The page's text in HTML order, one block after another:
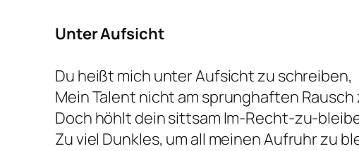
Unter Aufsicht
Du heißt mich unter Aufsicht zu schreiben,
Mein Talent nicht am sprunghaften
Doch höhlt dein sittsam Im-Recht-zu-
Zu viel Dunkles, um all meinen Aufruhr zu